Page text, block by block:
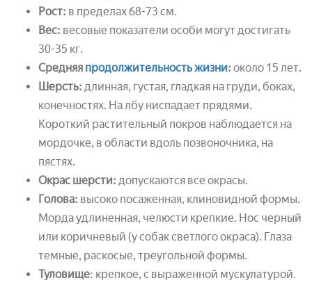
Рост: в пределах 68-73 см.
Вес: весовые показатели особи могут достигать
30-35 кг.
Средняя продолжительность жизни: около 15 лет.
Шерсть: длинная, густая, гладкая на груди, боках,
конечностях. На лбу ниспадает прядями.
Короткий растительный покров наблюдается на
мордочке, в области вдоль позвоночника, на
пястях.
Окрас шерсти: допускаются все окрасы.
Голова: высоко посаженная, клиновидной формы.
Морда удлиненная, челюсти крепкие. Нос черный
или коричневый (у собак светлого окраса). Глаза
темные, раскосые, треугольной формы.
Туловище: крепкое, с выраженной мускулатурой.